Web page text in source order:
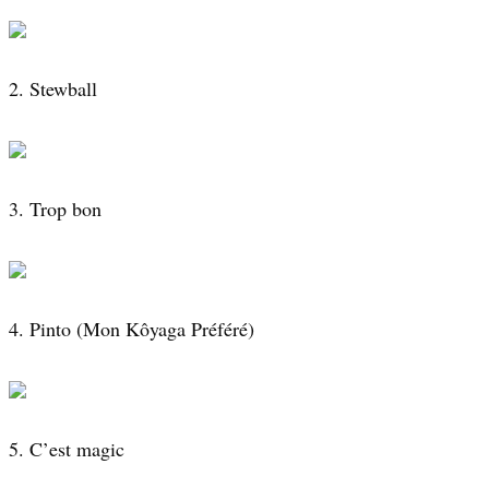
2. Stewball
3. Trop bon
4. Pinto (Mon Kôyaga Préféré)
5. C’est magic